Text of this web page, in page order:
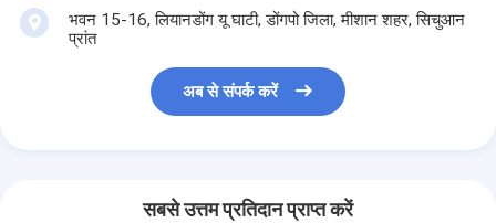
भवन 15-16, लियानडोंग यू घाटी, डोंगपो जिला, मीशान शहर, सिचुआन
प्रांत
अब से संपर्क करें
सबसे उत्तम प्रतिदान प्राप्त करें